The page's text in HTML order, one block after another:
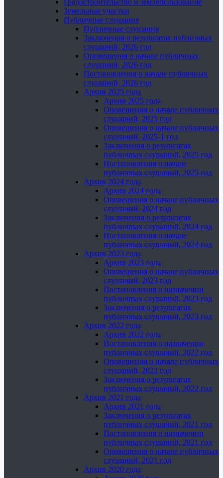
Градостроительство и землепользование
Земельные участки
Публичные слушания
Публичные слушания
Заключения о результатах публичных
слушаний, 2026 год
Оповещения о начале публичных
слушаний, 2026 год
Постановления о начале публичных
слушаний, 2026 год
Архив 2025 года
Архив 2025 года
Оповещения о начале публичных
слушаний, 2025 год
Оповещения о начале публичных
слушаний, 2025-1 год
Заключения о результатах
публичных слушаний, 2025 год
Постановления о начале
публичных слушаний, 2025 год
Архив 2024 года
Архив 2024 года
Оповещения о начале публичных
слушаний, 2024 год
Заключения о результатах
публичных слушаний, 2024 год
Постановления о начале
публичных слушаний, 2024 год
Архив 2023 года
Архив 2023 года
Оповещения о начале публичных
слушаний, 2023 год
Постановления о назначении
публичных слушаний, 2023 год
Заключения о результатах
публичных слушаний, 2023 год
Архив 2022 года
Архив 2022 года
Постановления о назначении
публичных слушаний, 2022 год
Оповещения о начале публичных
слушаний, 2022 год
Заключения о результатах
публичных слушаний, 2022 год
Архив 2021 года
Архив 2021 года
Заключения о результатах
публичных слушаний, 2021 год
Постановления о назначении
публичных слушаний, 2021 год
Оповещения о начале публичных
слушаний, 2021 год
Архив 2020 года